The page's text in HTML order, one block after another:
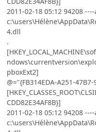
2011-02-18 05:12 94208
4.dll
.
pboxExt2]
@="{FB314EDA-A251-
CDD82E34AF8B}]
2011-02-18 05:12 94208